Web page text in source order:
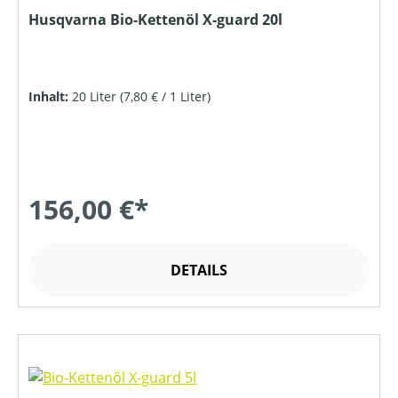
Husqvarna Bio-Kettenöl X-guard 20l
Inhalt: 20 Liter (7,80 € / 1 Liter)
156,00 €*
DETAILS